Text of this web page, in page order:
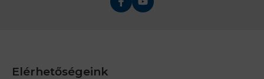
Elérhetőségeink